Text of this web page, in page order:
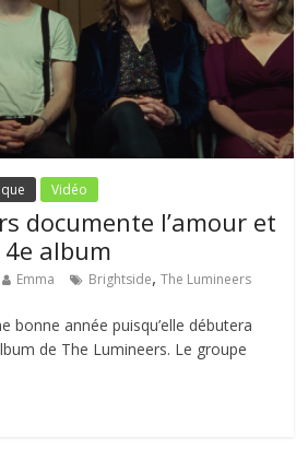
Vidéo
documente l’amour et
album
Emma Brightside,The Lumineers
bonne année puisqu’elle débutera
de The Lumineers. Le groupe